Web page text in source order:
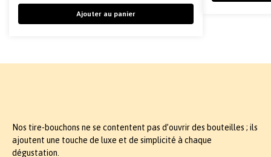
Ajouter au panier
Nos tire-bouchons ne se contentent pas d’ouvrir des bouteilles ; ils
ajoutent une touche de luxe et de simplicité à chaque
dégustation.